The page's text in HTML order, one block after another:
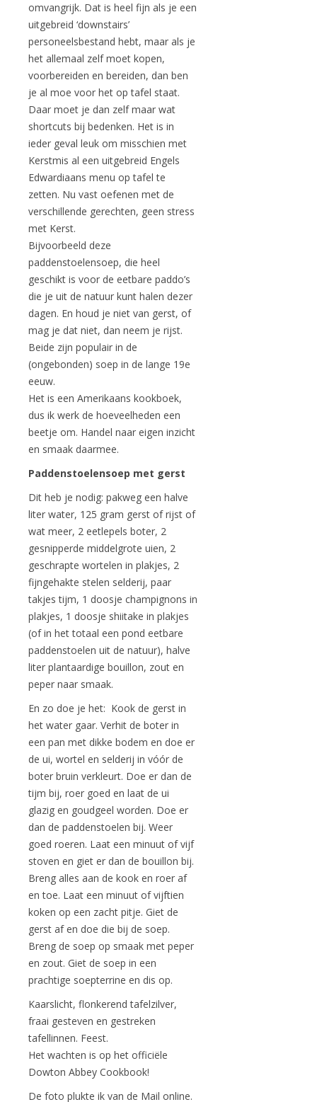
omvangrijk. Dat is heel fijn als je een
uitgebreid ‘downstairs’
personeelsbestand hebt, maar als je
het allemaal zelf moet kopen,
voorbereiden en bereiden, dan ben
je al moe voor het op tafel staat.
Daar moet je dan zelf maar wat
shortcuts bij bedenken. Het is in
ieder geval leuk om misschien met
Kerstmis al een uitgebreid Engels
Edwardiaans menu op tafel te
zetten. Nu vast oefenen met de
verschillende gerechten, geen stress
met Kerst.
Bijvoorbeeld deze
paddenstoelensoep, die heel
geschikt is voor de eetbare paddo’s
die je uit de natuur kunt halen dezer
dagen. En houd je niet van gerst, of
mag je dat niet, dan neem je rijst.
Beide zijn populair in de
(ongebonden) soep in de lange 19e
eeuw.
Het is een Amerikaans kookboek,
dus ik werk de hoeveelheden een
beetje om. Handel naar eigen inzicht
en smaak daarmee.
Paddenstoelensoep met gerst
Dit heb je nodig: pakweg een halve
liter water, 125 gram gerst of rijst of
wat meer, 2 eetlepels boter, 2
gesnipperde middelgrote uien, 2
geschrapte wortelen in plakjes, 2
fijngehakte stelen selderij, paar
takjes tijm, 1 doosje champignons in
plakjes, 1 doosje shiitake in plakjes
(of in het totaal een pond eetbare
paddenstoelen uit de natuur), halve
liter plantaardige bouillon, zout en
peper naar smaak.
En zo doe je het: Kook de gerst in
het water gaar. Verhit de boter in
een pan met dikke bodem en doe er
de ui, wortel en selderij in vóór de
boter bruin verkleurt. Doe er dan de
tijm bij, roer goed en laat de ui
glazig en goudgeel worden. Doe er
dan de paddenstoelen bij. Weer
goed roeren. Laat een minuut of vijf
stoven en giet er dan de bouillon bij.
Breng alles aan de kook en roer af
en toe. Laat een minuut of vijftien
koken op een zacht pitje. Giet de
gerst af en doe die bij de soep.
Breng de soep op smaak met peper
en zout. Giet de soep in een
prachtige soepterrine en dis op.
Kaarslicht, flonkerend tafelzilver,
fraai gesteven en gestreken
tafellinnen. Feest.
Het wachten is op het officiële
Dowton Abbey Cookbook!
De foto plukte ik van de Mail online.